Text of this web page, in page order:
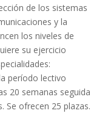
de los sistemas
y la
los niveles de
su ejercicio
período lectivo
20 semanas seguida
Se ofrecen 25 plazas.